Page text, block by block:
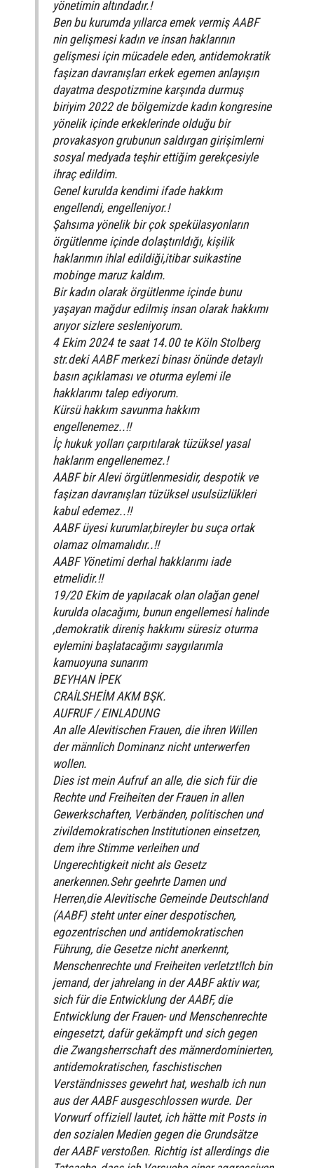
yönetimin altındadır.!
Ben bu kurumda yıllarca emek vermiş AABF
nin gelişmesi kadın ve insan haklarının
gelişmesi için mücadele eden, antidemokratik
faşizan davranışları erkek egemen anlayışın
dayatma despotizmine karşında durmuş
biriyim 2022 de bölgemizde kadın kongresine
yönelik içinde erkeklerinde olduğu bir
provakasyon grubunun saldırgan girişimlerni
sosyal medyada teşhir ettiğim gerekçesiyle
ihraç edildim.
Genel kurulda kendimi ifade hakkım
engellendi, engelleniyor.!
Şahsıma yönelik bir çok spekülasyonların
örgütlenme içinde dolaştırıldığı, kișilik
haklarımın ihlal edildiği,itibar suikastine
mobinge maruz kaldım.
Bir kadın olarak örgütlenme içinde bunu
yaşayan mağdur edilmiş insan olarak hakkımı
arıyor sizlere sesleniyorum.
4 Ekim 2024 te saat 14.00 te Köln Stolberg
str.deki AABF merkezi binası önünde detaylı
basın açıklaması ve oturma eylemi ile
hakklarımı talep ediyorum.
Kürsü hakkım savunma hakkım
engellenemez..!!
İç hukuk yolları çarpıtılarak tüzüksel yasal
haklarım engellenemez.!
AABF bir Alevi örgütlenmesidir, despotik ve
faşizan davranışları tüzüksel usulsüzlükleri
kabul edemez..!!
AABF üyesi kurumlar,bireyler bu suça ortak
olamaz olmamalıdır..!!
AABF Yönetimi derhal hakklarımı iade
etmelidir.!!
19/20 Ekim de yapılacak olan olağan genel
kurulda olacağımı, bunun engellemesi halinde
,demokratik direniş hakkımı süresiz oturma
eylemini başlatacağımı saygılarımla
kamuoyuna sunarım
BEYHAN İPEK
CRAİLSHEİM AKM BŞK.
AUFRUF / EINLADUNG
An alle Alevitischen Frauen, die ihren Willen
der männlich Dominanz nicht unterwerfen
wollen.
Dies ist mein Aufruf an alle, die sich für die
Rechte und Freiheiten der Frauen in allen
Gewerkschaften, Verbänden, politischen und
zivildemokratischen Institutionen einsetzen,
dem ihre Stimme verleihen und
Ungerechtigkeit nicht als Gesetz
anerkennen.Sehr geehrte Damen und
Herren,die Alevitische Gemeinde Deutschland
(AABF) steht unter einer despotischen,
egozentrischen und antidemokratischen
Führung, die Gesetze nicht anerkennt,
Menschenrechte und Freiheiten verletzt!Ich bin
jemand, der jahrelang in der AABF aktiv war,
sich für die Entwicklung der AABF, die
Entwicklung der Frauen- und Menschenrechte
eingesetzt, dafür gekämpft und sich gegen
die Zwangsherrschaft des männerdominierten,
antidemokratischen, faschistischen
Verständnisses gewehrt hat, weshalb ich nun
aus der AABF ausgeschlossen wurde. Der
Vorwurf offiziell lautet, ich hätte mit Posts in
den sozialen Medien gegen die Grundsätze
der AABF verstoßen. Richtig ist allerdings die